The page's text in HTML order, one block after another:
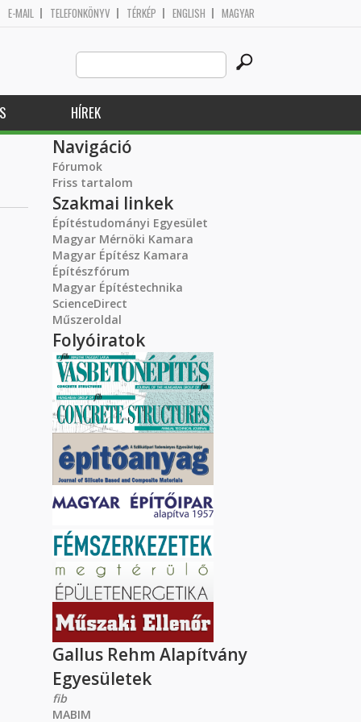
E-MAIL TELEFONKÖNYV TÉRKÉP ENGLISH MAGYAR
Search
this
site
HÍREK
Navigáció
Fórumok
Friss tartalom
Szakmai linkek
Építéstudományi Egyesület
Magyar Mérnöki Kamara
Magyar Építész Kamara
Építészfórum
Magyar Építéstechnika
ScienceDirect
Műszeroldal
Folyóiratok
Gallus Rehm Alapítvány
Egyesületek
fib
MABIM